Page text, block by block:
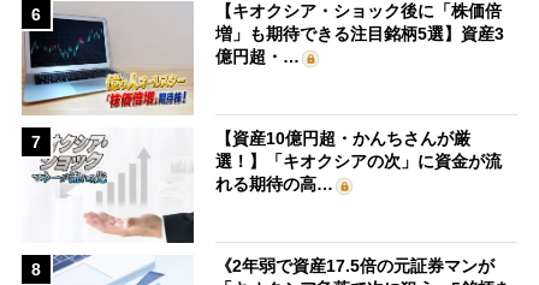
6
【キオクシア・ショック後に「株価倍
増」も期待できる注目銘柄5選】資産3
億円超・…
7
【資産10億円超・かんちさんが厳
選！】「キオクシアの次」に資金が流
れる期待の高…
8
《2年弱で資産17.5倍の元証券マンが